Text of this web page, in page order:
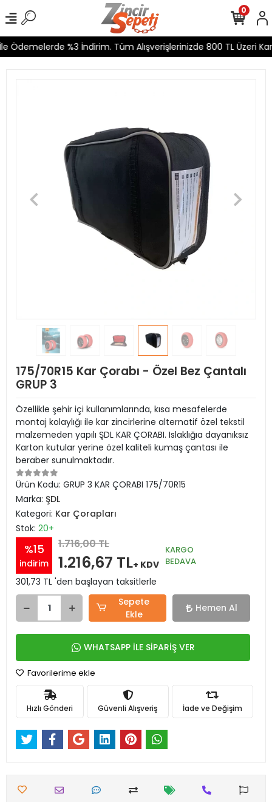
%3 İndirim. Tüm Alışverişlerinizde 800 TL Üzeri
0
175/70R15 Kar Çorabı - Özel Bez Çantalı
GRUP 3
Özellikle şehir içi kullanımlarında, kısa mesafelerde
montaj kolaylığı ile kar zincirlerine alternatif özel tekstil
malzemeden yapılı ŞDL KAR ÇORABI. Islaklığıa dayanıksız
Karton kutular yerine özel kaliteli kumaş çantası ile
beraber sunulmaktadır.
Ürün Kodu: GRUP 3 KAR ÇORABI 175/70R15
Marka: ŞDL
Kategori: Kar Çorapları
Stok: 20+
%15
indirim
1.716,00 TL
1.216,67 TL+ KDV
KARGO
BEDAVA
301,73 TL 'den başlayan taksitlerle
Sepete
Ekle
Hemen Al
WHATSAPP İLE SİPARİŞ VER
Favorilerime ekle
Hızlı Gönderi Güvenli Alışveriş İade ve Değişim